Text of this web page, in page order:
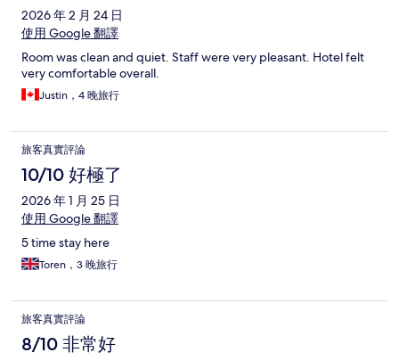
2026 年 2 月 24 日
使用 Google 翻譯
Room was clean and quiet. Staff were very pleasant. Hotel felt
very comfortable overall.
Justin，4 晚旅行
旅客真實評論
10/10 好極了
2026 年 1 月 25 日
使用 Google 翻譯
5 time stay here
Toren，3 晚旅行
旅客真實評論
8/10 非常好